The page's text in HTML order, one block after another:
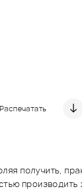
Распечатать
получить,